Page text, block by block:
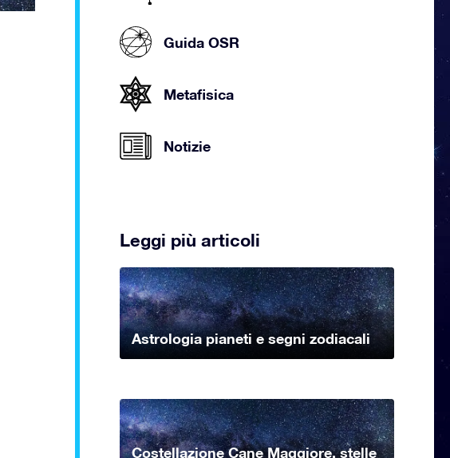
Guida OSR
Metafisica
Notizie
Leggi più articoli
Astrologia pianeti e segni zodiacali
Costellazione Cane Maggiore, stelle